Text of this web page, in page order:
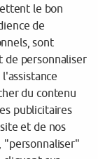
le bon
de
sont
de personnaliser
du contenu
publicitaires
et de nos
"personnaliser"